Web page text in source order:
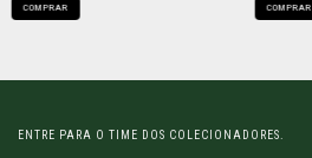
COMPRAR COMPRAR
ENTRE PARA O TIME DOS COLECIONADORES.